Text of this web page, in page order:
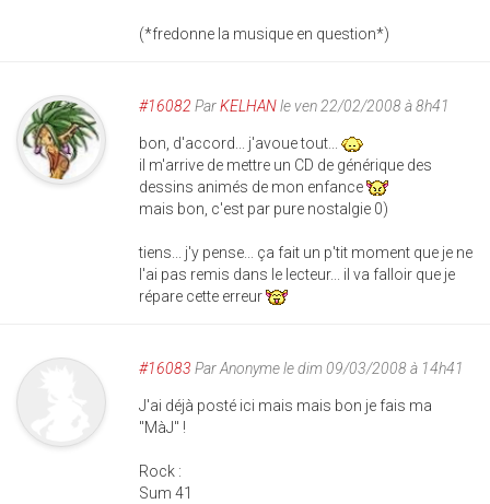
(*fredonne la musique en question*)
#16082 ParKELHANle ven 22/02/2008 à 8h41
bon, d'accord... j'avoue tout...
il m'arrive de mettre un CD de générique des
dessins animés de mon enfance
mais bon, c'est par pure nostalgie 0)
tiens... j'y pense... ça fait un p'tit moment que je ne
l'ai pas remis dans le lecteur... il va falloir que je
répare cette erreur
#16083 ParAnonymele dim 09/03/2008 à 14h41
J'ai déjà posté ici mais mais bon je fais ma
"MàJ" !
Rock :
Sum 41